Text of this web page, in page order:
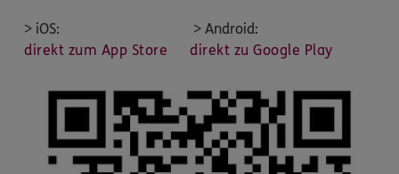
> iOS:
direkt zum App Store
> Android:
direkt zu Google Play